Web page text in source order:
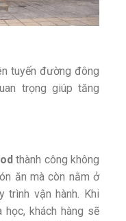
tuyến đường đông
trọng giúp tăng
thành công không
ăn mà còn nằm ở
trình vận hành. Khi
khách hàng sẽ